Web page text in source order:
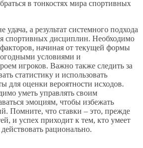
в тонкостях мира спортивных
удача, а результат системного подхода
спортивных дисциплин. Необходимо
начиная от текущей формы
условиями и
игроков. Важно также следить за
статистику и использовать
для оценки вероятности исходов.
уметь управлять своим
эмоциям, чтобы избежать
Помните, что ставки – это, прежде
и успех приходит к тем, кто умеет
рационально.